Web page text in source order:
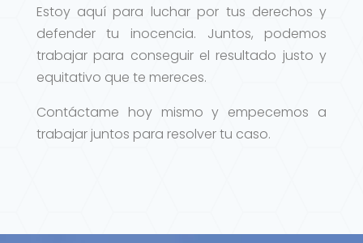
Estoy aquí para luchar por tus derechos y
defender tu inocencia. Juntos, podemos
trabajar para conseguir el resultado justo y
equitativo que te mereces.
Contáctame hoy mismo y empecemos a
trabajar juntos para resolver tu caso.